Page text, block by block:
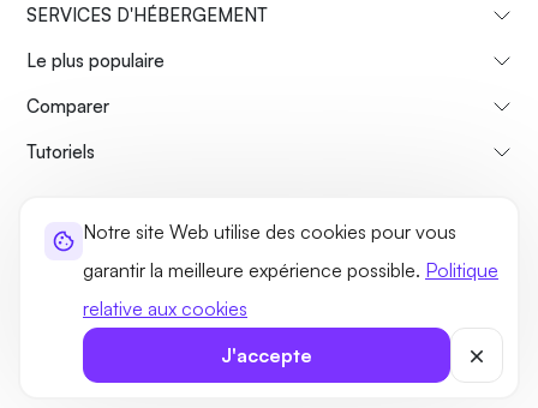
Notre site Web utilise des cookies pour vous
garantir la meilleure expérience possible. Politique
relative aux cookies
J'accepte
SERVICES D'HÉBERGEMENT
Le plus populaire
Comparer
Tutoriels
À propos de nous Politique de remboursement
Termes et conditions
Plan du site
©2026 UltaHost - Tous les droits sont réservés